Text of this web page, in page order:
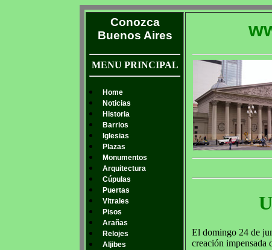
Conozca
Buenos Aires
MENU PRINCIPAL
Home
Noticias
Historia
Barrios
Iglesias
Plazas
Monumentos
Arquitectura
Cúpulas
Puertas
Vitrales
Pisos
Arañas
Relojes
Aljibes
El domingo 24 de
creación impensada